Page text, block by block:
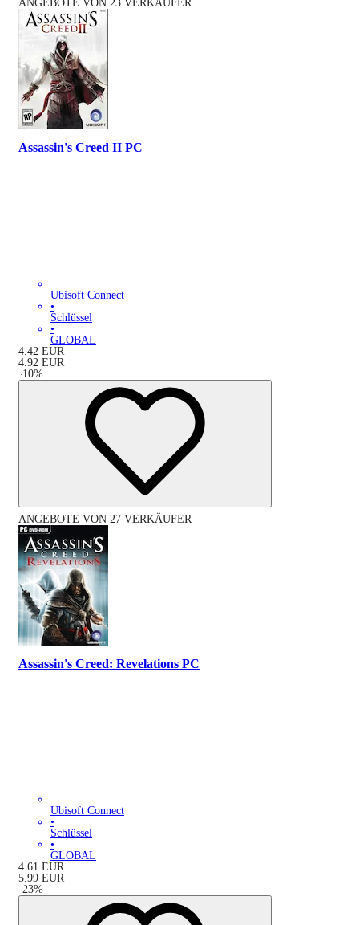
ANGEBOTE VON 23 VERKÄUFER
Assassin's Creed II PC
Ubisoft Connect
•
Schlüssel
•
GLOBAL
4.42 EUR
4.92 EUR
-10%
ANGEBOTE VON 27 VERKÄUFER
Assassin's Creed: Revelations PC
Ubisoft Connect
•
Schlüssel
•
GLOBAL
4.61 EUR
5.99 EUR
-23%